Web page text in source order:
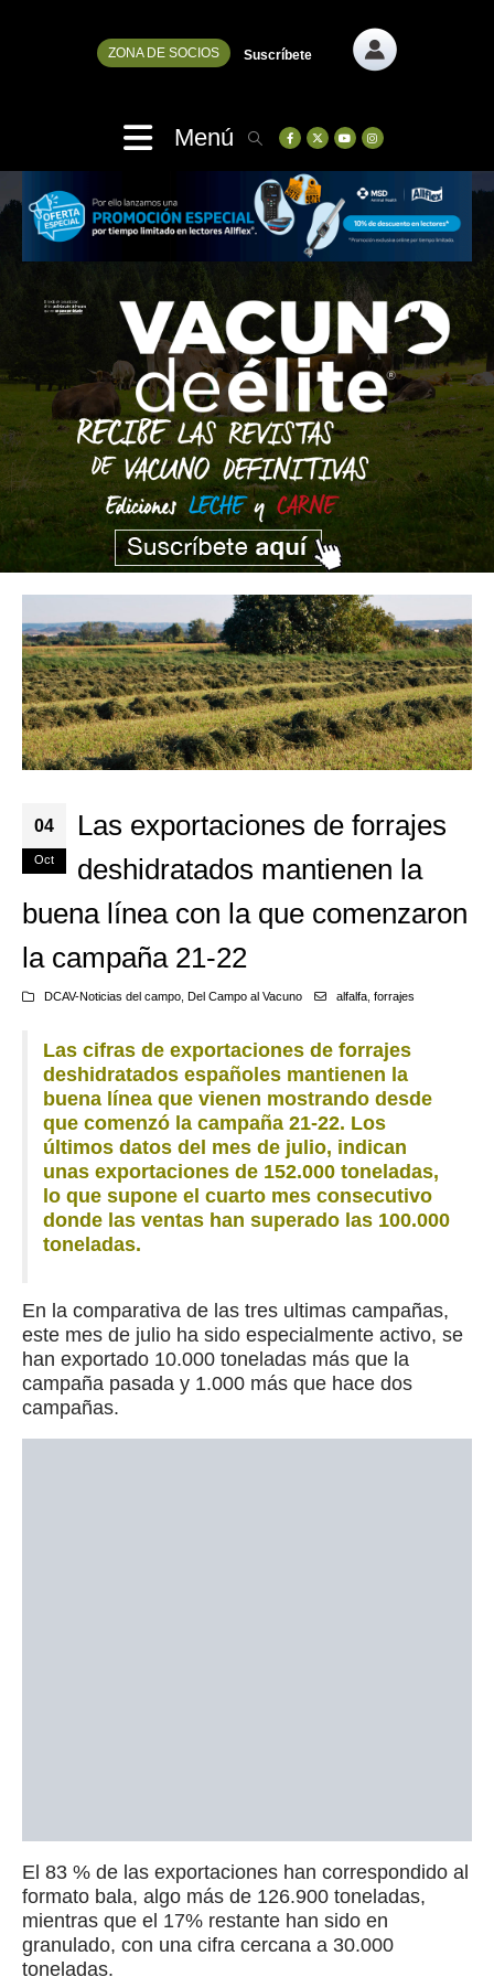
ZONA DE SOCIOS Suscríbete
Menú
04
Oct
Las exportaciones de forrajes
deshidratados mantienen la
buena línea con la que comenzaron
la campaña 21-22
DCAV-Noticias del campo, Del Campo al Vacuno alfalfa, forrajes
Las cifras de exportaciones de forrajes
deshidratados españoles mantienen la
buena línea que vienen mostrando desde
que comenzó la campaña 21-22. Los
últimos datos del mes de julio, indican
unas exportaciones de 152.000 toneladas,
lo que supone el cuarto mes consecutivo
donde las ventas han superado las 100.000
toneladas.
En la comparativa de las tres ultimas campañas,
este mes de julio ha sido especialmente activo, se
han exportado 10.000 toneladas más que la
campaña pasada y 1.000 más que hace dos
campañas.
El 83 % de las exportaciones han correspondido al
formato bala, algo más de 126.900 toneladas,
mientras que el 17% restante han sido en
granulado, con una cifra cercana a 30.000
toneladas.